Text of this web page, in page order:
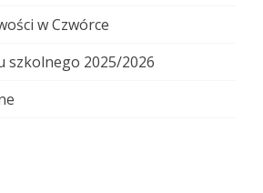
w Czwórce
szkolnego 2025/2026